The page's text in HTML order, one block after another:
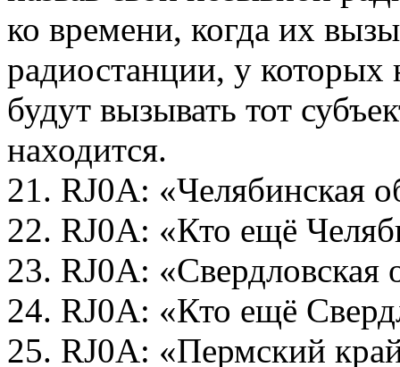
ко времени, когда их
радиостанции, у
будут вызывать тот
находится.
21. RJ0A: «Челябинская
22. RJ0A: «Кто ещё
23. RJ0A: «Свердловская
24. RJ0A: «Кто ещё
25. RJ0A: «Пермский